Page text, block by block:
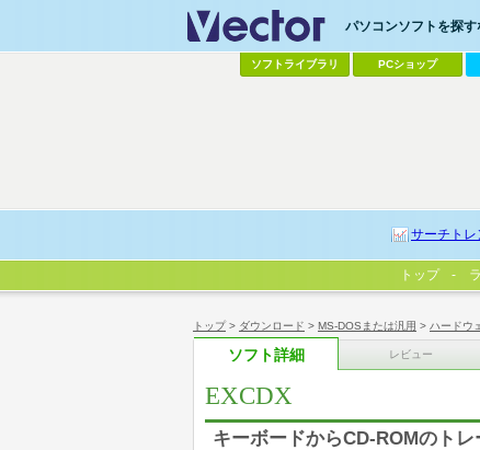
トップ> ダウンロード > MS-DOSまたは汎用 > ハードウ
ソフト詳細 レビュー
EXCDX
キーボードからCD-ROMのト
パソコンソフトを探す
ソフトライブラリ PCショップ
サーチトレ
トップ